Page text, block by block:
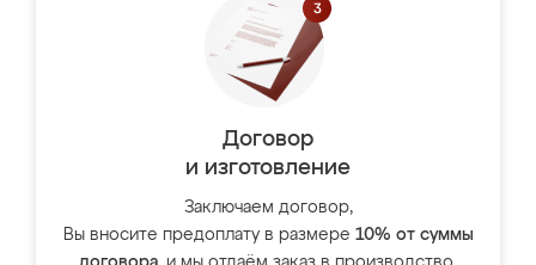
Договор
и изготовление
Заключаем договор,
Вы вносите предоплату в размере 10% от суммы